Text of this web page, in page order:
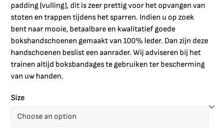
padding (vulling), dit is zeer prettig voor het opvangen van
stoten en trappen tijdens het sparren. Indien u op zoek
bent naar mooie, betaalbare en kwalitatief goede
bokshandschoenen gemaakt van 100% leder. Dan zijn deze
handschoenen beslist een aanrader. Wij adviseren bij het
trainen altijd boksbandages te gebruiken ter bescherming
van uw handen.
Size